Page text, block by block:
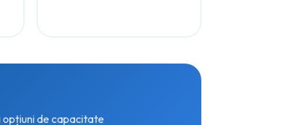
opțiuni de capacitate